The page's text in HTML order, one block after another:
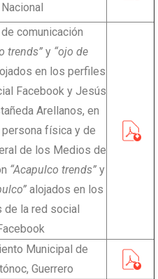
Nacional
comunicación
trends” y “ojo de
en los perfiles
Facebook y Jesús
Arellanos, en
física y de
de los Medios de
“Acapulco trends” y
alojados en los
de la red social
Municipal de
Guerrero